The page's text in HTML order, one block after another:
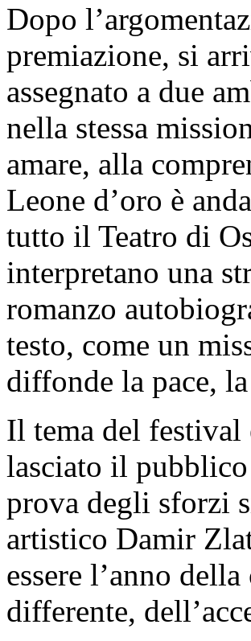
Dopo
premiazione, si
assegnato a due
nella stessa
amare, alla
Leone d’oro è
tutto il Teatro di
interpretano una
romanzo
testo, come un
diffonde la pace,
Il tema del festival
lasciato il
prova degli sforzi
artistico Damir
essere l’anno
differente,